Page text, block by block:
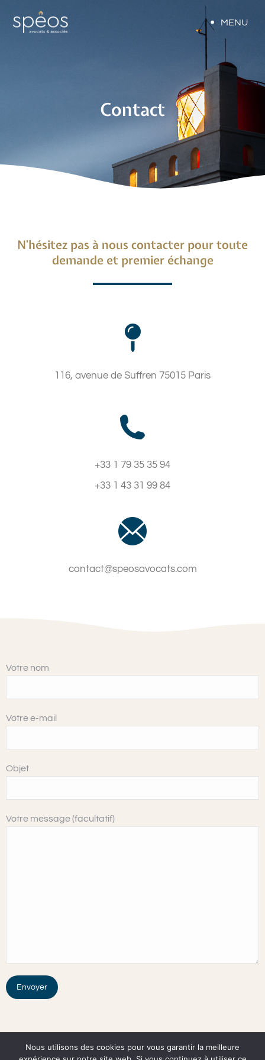
MENU
Contact
N’hésitez pas à nous contacter pour toute
demande et premier échange
116, avenue de Suffren 75015 Paris
+33 1 79 35 35 94
+33 1 43 31 99 84
contact@speosavocats.com
Votre nom
Votre e-mail
Objet
Votre message (facultatif)
Nous utilisons des cookies pour vous garantir la meilleure